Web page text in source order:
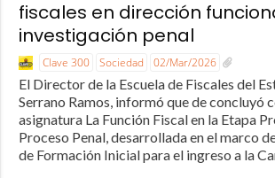
fiscales en dirección
investigación penal
Clave 300 Sociedad 02/Mar/2026
El Director de la Escuela de Fiscales del
Serrano Ramos, informó que de concluyó
asignatura La Función Fiscal en la Etapa
Proceso Penal, desarrollada en el marco
de Formación Inicial para el ingreso a la